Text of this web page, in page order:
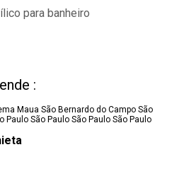
para banheiro
:
Maua São Bernardo do Campo São
Paulo São Paulo São Paulo São Paulo